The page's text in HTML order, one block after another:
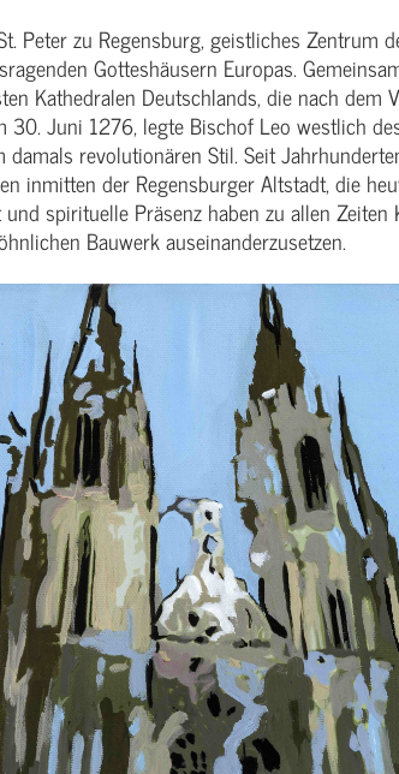
Peter zu Regensburg, geistliches Zentrum
Gotteshäusern Europas.
Kathedralen Deutschlands, die nach
30. Juni 1276, legte Bischof Leo westlich
damals revolutionären Stil. Seit
inmitten der Regensburger Altstadt, die
spirituelle Präsenz haben zu allen
Bauwerk auseinanderzusetzen.